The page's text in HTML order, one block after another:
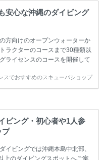
安心な沖縄のダイビング
方向けのオープンウォーターか
ラクターのコースまで30種類以
ライセンスのコースを開催して
意しています。 当スクールを受
加などの少人数のご参加が最も
イビングライセンス取得コース
ペーンを行っています。 ベーシ
) 1日間+eラーニング 最安値キ
税込) ￥16800(税込) 器材 / 送
イビング...
スでおすすめのスキューバショップ
ビング・初心者や1人参
プ
イビングでは沖縄本島中北部、
上のダイビングスポットへご案